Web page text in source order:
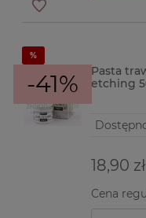
-41%
Pasta
etching
18,90 zł
Cena